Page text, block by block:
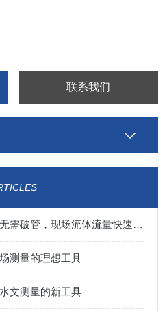
联系我们
手持式超声波流量计：无需破管，现场流体流量快速检测
测量的理想工具
文测量的新工具